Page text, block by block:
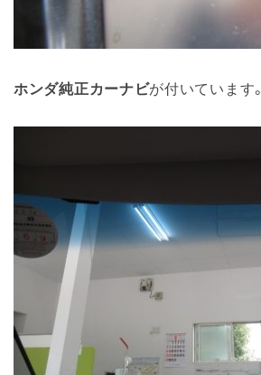
ホンダ純正カーナビが付いています。